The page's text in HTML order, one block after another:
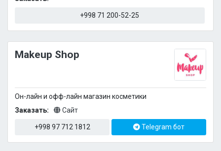
+998 71 200-52-25
Makeup Shop
Oн-лайн и офф-лайн магазин косметики
Заказать:
Сайт
+998 97 712 1812 Telegram бот